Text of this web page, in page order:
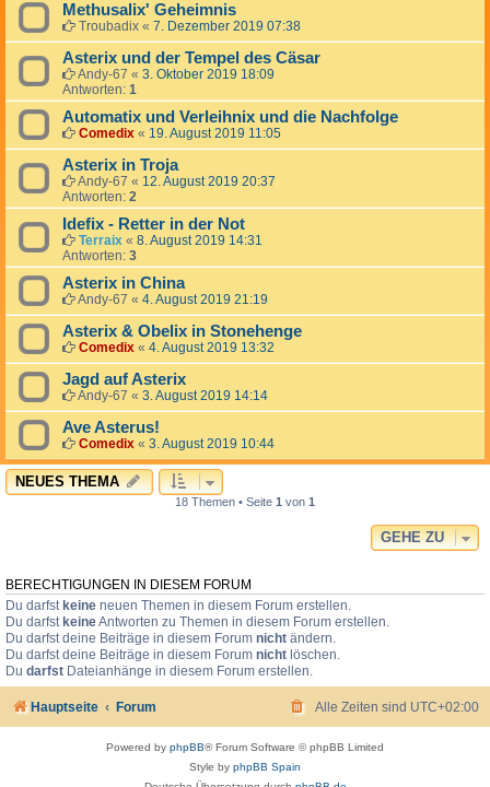
Methusalix' Geheimnis
Troubadix « 7. Dezember 2019 07:38
Asterix und der Tempel des Cäsar
Andy-67 « 3. Oktober 2019 18:09
Antworten: 1
Automatix und Verleihnix und die Nachfolge
Comedix « 19. August 2019 11:05
Asterix in Troja
Andy-67 « 12. August 2019 20:37
Antworten: 2
Idefix - Retter in der Not
Terraix « 8. August 2019 14:31
Antworten: 3
Asterix in China
Andy-67 « 4. August 2019 21:19
Asterix & Obelix in Stonehenge
Comedix « 4. August 2019 13:32
Jagd auf Asterix
Andy-67 « 3. August 2019 14:14
Ave Asterus!
Comedix « 3. August 2019 10:44
NEUES THEMA
18 Themen • Seite 1 von 1
GEHE ZU
BERECHTIGUNGEN IN DIESEM FORUM
Du darfst keine neuen Themen in diesem Forum erstellen.
Du darfst keineAntworten zu Themen in diesem Forum erstellen.
Du darfst deine Beiträge in diesem Forum nicht ändern.
Du darfst deine Beiträge in diesem Forum nicht löschen.
Du darfst Dateianhänge in diesem Forum erstellen.
Hauptseite Forum Alle Zeiten sind UTC+02:00
Powered by phpBB® Forum Software © phpBB Limited
Style by phpBB Spain